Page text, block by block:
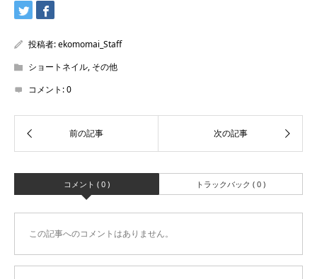
投稿者:ekomomai_Staff
ショートネイル, その他
コメント:0
コメント ( 0 ) トラックバック ( 0 )
この記事へのコメントはありません。